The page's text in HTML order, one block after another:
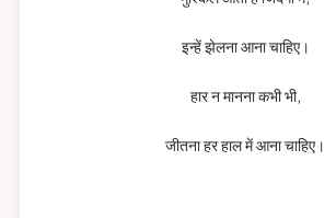
इन्हें झेलना आना चाहिए।
हार न मानना कभी भी,
जीतना हर हाल में आना चाहिए।